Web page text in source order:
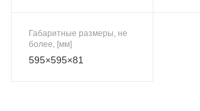
Габаритные размеры, не
более, [мм]
595×595×81